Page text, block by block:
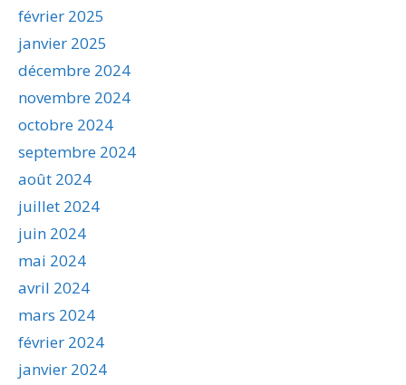
février 2025
janvier 2025
décembre 2024
novembre 2024
octobre 2024
septembre 2024
août 2024
juillet 2024
juin 2024
mai 2024
avril 2024
mars 2024
février 2024
janvier 2024